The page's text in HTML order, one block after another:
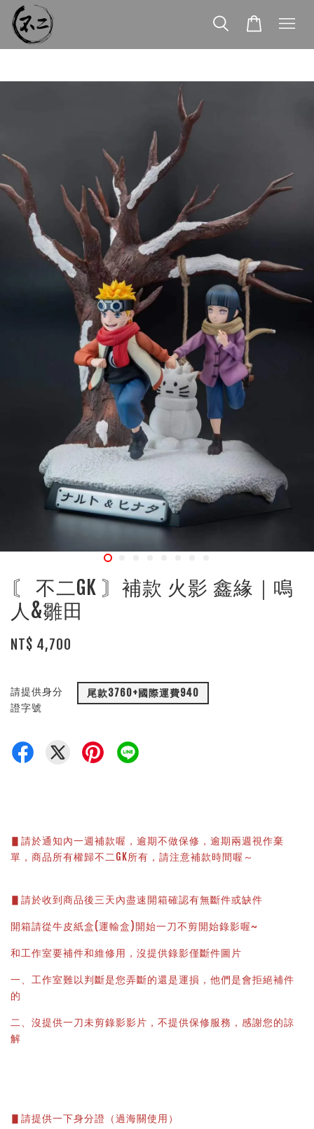
〘 不二GK 〙補款 火影 鑫緣｜鳴
人&雛田
NT$ 4,700
請提供身分
證字號
尾款3760+國際運費940
▋請於通知內一週補款喔，逾期不做保修，逾期兩週視作棄
單，商品所有權歸不二GK所有，請注意補款時間喔～
▋請於收到商品後三天內盡速開箱確認有無斷件或缺件
開箱請從牛皮紙盒(運輸盒)開始一刀不剪開始錄影喔~
和工作室要補件和維修用，沒提供錄影僅斷件圖片
一、工作室難以判斷是您弄斷的還是運損，他們是會拒絕補件
的
二、沒提供一刀未剪錄影影片，不提供保修服務，感謝您的諒
解
▋請提供一下身分證（過海關使用）